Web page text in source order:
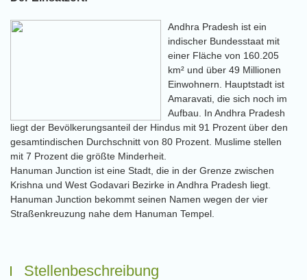
Andhra Pradesh ist ein
indischer Bundesstaat mit
einer Fläche von 160.205
km² und über 49 Millionen
Einwohnern. Hauptstadt ist
Amaravati, die sich noch im
Aufbau. In Andhra Pradesh
liegt der Bevölkerungsanteil der Hindus mit 91 Prozent über den
gesamtindischen Durchschnitt von 80 Prozent. Muslime stellen
mit 7 Prozent die größte Minderheit.
Hanuman Junction ist eine Stadt, die in der Grenze zwischen
Krishna und West Godavari Bezirke in Andhra Pradesh liegt.
Hanuman Junction bekommt seinen Namen wegen der vier
Straßenkreuzung nahe dem Hanuman Tempel.
Stellenbeschreibung